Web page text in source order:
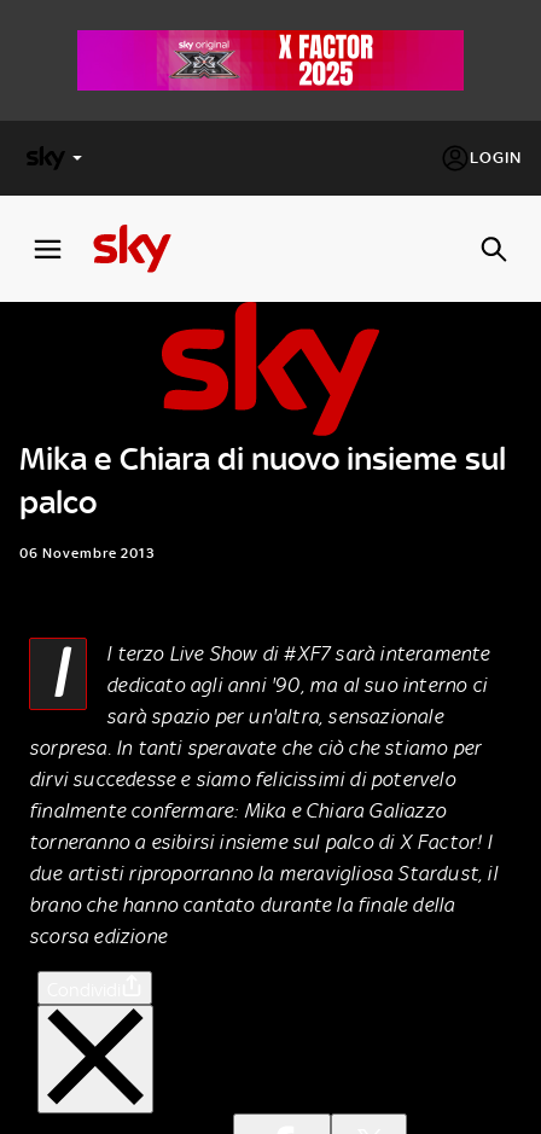
LOGIN
FACTOR
Cos’altro vedere:
PROGRAMMI SKY
Un mondo di offerte:
SKY.IT
Mika e Chiara di nuovo insieme sul
palco
06 Novembre 2013
I
l terzo Live Show di #XF7 sarà interamente
dedicato agli anni '90, ma al suo interno ci
sarà spazio per un'altra, sensazionale
sorpresa. In tanti speravate che ciò che stiamo per
dirvi succedesse e siamo felicissimi di potervelo
finalmente confermare: Mika e Chiara Galiazzo
torneranno a esibirsi insieme sul palco di X Factor! I
due artisti riproporranno la meravigliosa Stardust, il
brano che hanno cantato durante la finale della
scorsa edizione